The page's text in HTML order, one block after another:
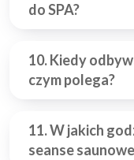
do SPA?
10. Kiedy
czym polega?
11. W jakich
seanse